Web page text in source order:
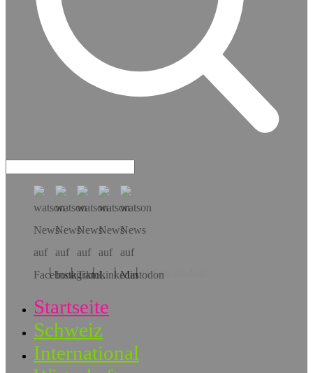
Hol dir die App!
Startseite
Schweiz
International